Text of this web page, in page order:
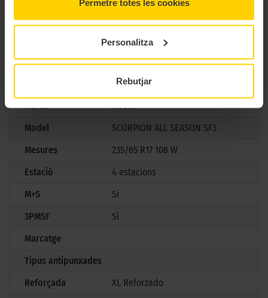
Permetre totes les cookies
Personalitza
Rebutjar
converteix en l’elecció ideal per a conductors que valoren
rendiment, durabilitat i confort en cada ruta.
CARACTERÍSTIQUES TÈCNIQUES
Marca
Pirelli
Model
SCORPION ALL SEASON SF3
Mesures
235/65 R17 108 W
Estació
4 estacions
M+S
Si
3PMSF
Si
Marcatge
Tipus antipunxades
Reforçada
XL Reforzado